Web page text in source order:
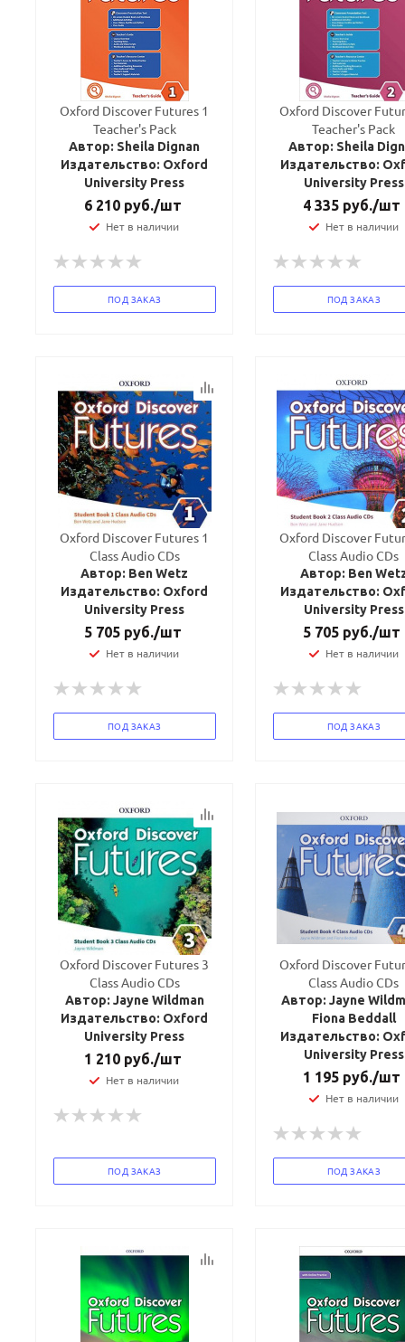
Oxford Discover Futures 1
Teacher's Pack
Автор: Sheila Dignan
Издательство: Oxford
University Press
6 210руб./шт
Нет в наличии
ПОД ЗАКАЗ
Oxford Discover
Teacher's Pack
Автор: Sheila
Издательство:
University Press
4 335 руб./шт
Нет в наличии
ПОД ЗАКАЗ
Oxford Discover Futures 1
Class Audio CDs
Автор: Ben Wetz
Издательство: Oxford
University Press
5 705руб./шт
Нет в наличии
ПОД ЗАКАЗ
Oxford Discover
Class Audio CDs
Автор: Ben
Издательство:
University Press
5 705 руб./шт
Нет в наличии
ПОД ЗАКАЗ
Oxford Discover Futures 3
Class Audio CDs
Автор: Jayne Wildman
Издательство: Oxford
University Press
1 210руб./шт
Нет в наличии
ПОД ЗАКАЗ
Oxford Discover
Class Audio CDs
Автор: Jayne
Fiona Beddall
Издательство:
University Press
1 195 руб./шт
Нет в наличии
ПОД ЗАКАЗ
Ваш E-mail:
политикой
конфидициальности
Ваш E-mail:
политикой
конфидициальности